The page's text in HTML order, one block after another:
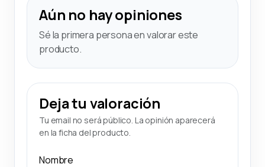
Aún no hay opiniones
Sé la primera persona en valorar este
producto.
Deja tu valoración
Tu email no será público. La opinión aparecerá
en la ficha del producto.
Nombre